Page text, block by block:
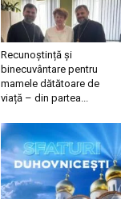
Recunoștință și
binecuvântare pentru
mamele dătătoare de
viață – din partea...